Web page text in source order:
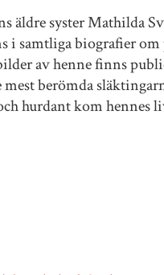
äldre syster Mathilda
i samtliga biografier
av henne finns
berömda
hurdant kom hennes